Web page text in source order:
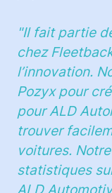
"Il fait partie
chez
l’innovation.
Pozyx pour
pour ALD
trouver
voitures.
statistiques